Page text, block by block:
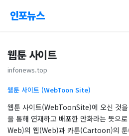
인포뉴스
웹툰 사이트
infonews.top
웹툰 사이트 (WebToon Site)
웹툰 사이트(WebToonSite)에 오신 것을
을 통해 연재하고 배포한 만화라는 뜻으
Web)의 웹(Web)과 카툰(Cartoon)의